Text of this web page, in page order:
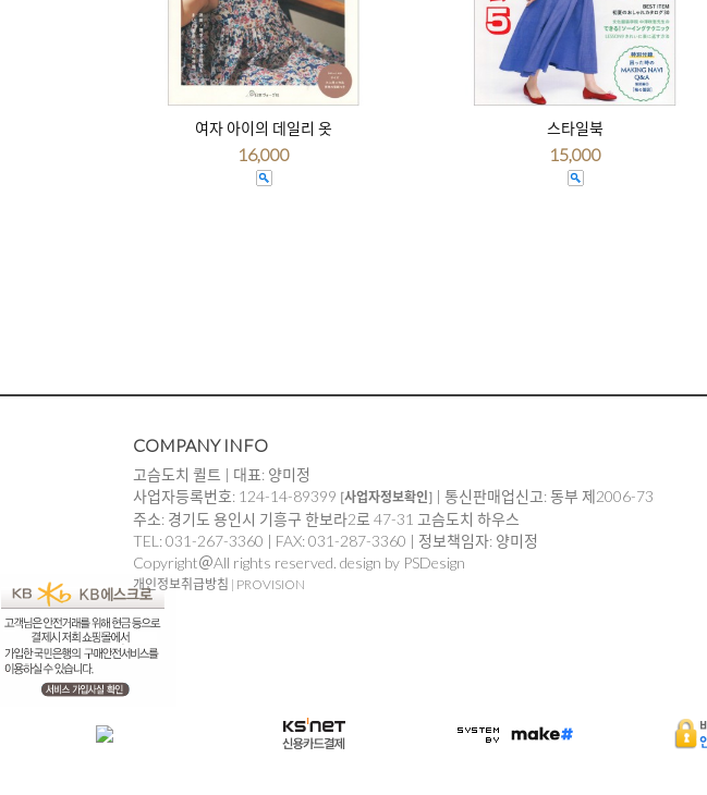
여자 아이의 데일리 옷
16,000
스타일북
15,000
COMPANY INFO
고슴도치 퀼트 | 대표: 양미정
사업자등록번호: 124-14-89399 [사업자정보확인] | 통신판매업신고: 동부 제2006-73
주소: 경기도 용인시 기흥구 한보라2로 47-31 고슴도치 하우스
TEL: 031-267-3360 | FAX: 031-287-3360 | 정보책임자: 양미정
Copyright＠All rights reserved. design by PSDesign
개인정보취급방침 | PROVISION